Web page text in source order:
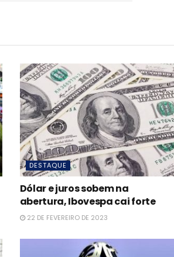
DESTAQUE
Dólar e juros sobem na
abertura, Ibovespa cai forte
22 DE FEVEREIRO DE 2023